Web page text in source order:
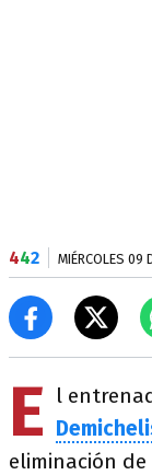
442 MIÉRCOLES 09
E l
eliminación de